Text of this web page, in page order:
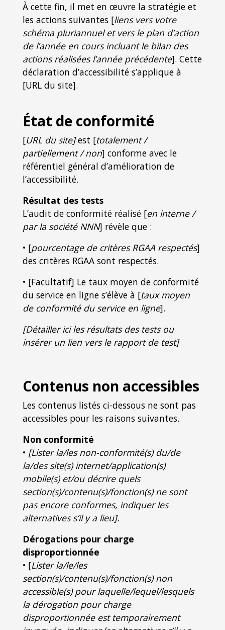
À cette fin, il met en œuvre la stratégie et
les actions suivantes [liens vers votre
schéma pluriannuel et vers le plan d’action
de l’année en cours incluant le bilan des
actions réalisées l’année précédente]. Cette
déclaration d’accessibilité s’applique à
[URL du site].
État de conformité
[URL du site]est [totalement /
partiellement / non] conforme avec le
référentiel général d’amélioration de
l’accessibilité.
Résultat des tests
L’audit de conformité réalisé [en interne /
par la société NNN] révèle que :
• [pourcentage de critères RGAA respectés]
des critères RGAA sont respectés.
• [Facultatif] Le taux moyen de conformité
du service en ligne s’élève à [taux moyen
de conformité du service en ligne].
[Détailler ici les résultats des tests ou
insérer un lien vers le rapport de test]
Contenus non accessibles
Les contenus listés ci-dessous ne sont pas
accessibles pour les raisons suivantes.
Non conformité
• [Lister la/les non-conformité(s) du/de
la/des site(s) internet/application(s)
mobile(s) et/ou décrire quels
section(s)/contenu(s)/fonction(s) ne sont
pas encore conformes, indiquer les
alternatives s’il y a lieu].
Dérogations pour charge
disproportionnée
• [Lister la/le/les
section(s)/contenu(s)/fonction(s) non
accessible(s) pour laquelle/lequel/lesquels
la dérogation pour charge
disproportionnée est temporairement